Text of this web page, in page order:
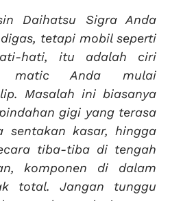
Daihatsu Sigra Anda
tetapi mobil seperti
hati, itu adalah ciri
matic Anda mulai
Masalah ini biasanya
gigi yang terasa
sentakan kasar, hingga
tiba-tiba di tengah
komponen di dalam
total. Jangan tunggu